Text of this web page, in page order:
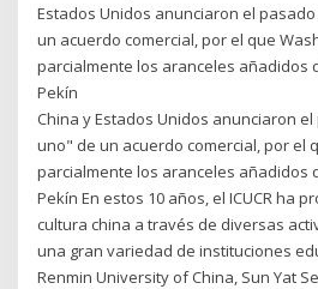
Estados Unidos anunciaron el
un acuerdo comercial, por el que
parcialmente los aranceles añadidos
Pekín
China y Estados Unidos anunciaron
uno" de un acuerdo comercial, por el
parcialmente los aranceles añadidos
Pekín En estos 10 años, el ICUCR ha
cultura china a través de diversas
una gran variedad de instituciones
Renmin University of China, Sun Yat